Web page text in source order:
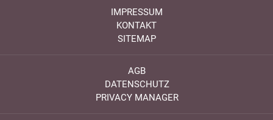
IMPRESSUM
KONTAKT
SITEMAP
AGB
DATENSCHUTZ
PRIVACY MANAGER